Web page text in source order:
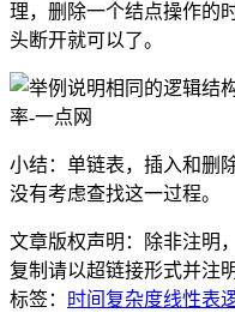
理，删除一个结点操作的
头断开就可以了。
小结：单链表，插入和删
没有考虑查找这一过程。
文章版权声明：除非注明
复制请以超链接形式并注
标签：
时间复杂度线性表